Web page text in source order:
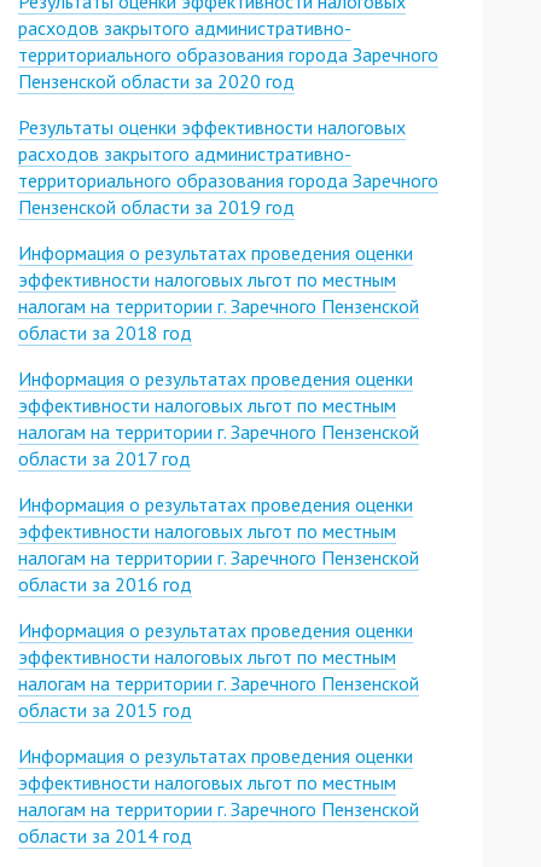
расходов закрытого административно-
территориального образования города Заречного
Пензенской области за 2020 год
Результаты оценки эффективности налоговых
расходов закрытого административно-
территориального образования города Заречного
Пензенской области за 2019 год
Информация о результатах проведения оценки
эффективности налоговых льгот по местным
налогам на территории г. Заречного Пензенской
области за 2018 год
Информация о результатах проведения оценки
эффективности налоговых льгот по местным
налогам на территории г. Заречного Пензенской
области за 2017 год
Информация о результатах проведения оценки
эффективности налоговых льгот по местным
налогам на территории г. Заречного Пензенской
области за 2016 год
Информация о результатах проведения оценки
эффективности налоговых льгот по местным
налогам на территории г. Заречного Пензенской
области за 2015 год
Информация о результатах проведения оценки
эффективности налоговых льгот по местным
налогам на территории г. Заречного Пензенской
области за 2014 год